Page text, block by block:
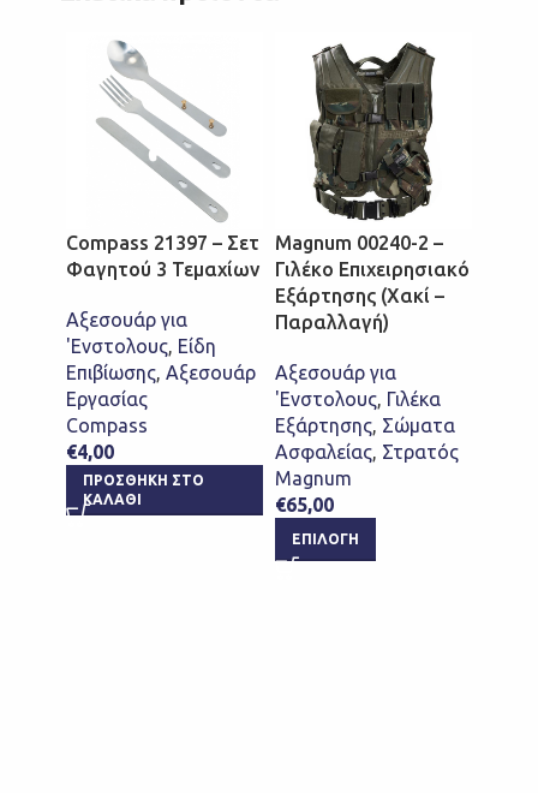
Compass 21397 – Σετ
Φαγητού 3 Τεμαχίων
Αξεσουάρ για
'Ενστολους, Είδη
Επιβίωσης, Αξεσουάρ
Εργασίας
Compass
€4,00
ΠΡΟΣΘΉΚΗ ΣΤΟ
ΚΑΛΆΘΙ
Magnum 00240-2 –
Γιλέκο Επιχειρησιακό
Εξάρτησης (Χακί –
Παραλλαγή)
Αξεσουάρ για
'Ενστολους, Γιλέκα
Εξάρτησης, Σώματα
Ασφαλείας, Στρατός
Magnum
€65,00
ΕΠΙΛΟΓΉ